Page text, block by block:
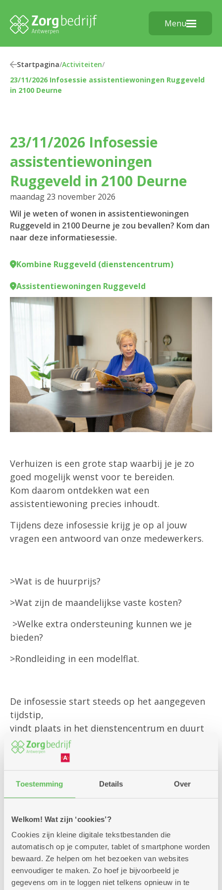
Toestemming Details Over
Welkom! Wat zijn ‘cookies’?
Cookies zijn kleine digitale tekstbestanden die
automatisch op je computer, tablet of smartphone worden
bewaard. Ze helpen om het bezoeken van websites
eenvoudiger te maken. Zo hoef je bijvoorbeeld je
gegevens om in te loggen niet telkens opnieuw in te
Menu
Startpagina/Activiteiten/
23/11/2026 Infosessie assistentiewoningen Ruggeveld
in 2100 Deurne
23/11/2026 Infosessie
assistentiewoningen
Ruggeveld in 2100 Deurne
maandag 23 november 2026
Wil je weten of wonen in assistentiewoningen
Ruggeveld in 2100 Deurne je zou bevallen? Kom dan
naar deze informatiesessie.
Kombine Ruggeveld (dienstencentrum)
Assistentiewoningen Ruggeveld
Verhuizen is een grote stap waarbij je je zo
goed mogelijk wenst voor te bereiden.
Kom daarom ontdekken wat een
assistentiewoning precies inhoudt.
Tijdens deze infosessie krijg je op al jouw
vragen een antwoord van onze medewerkers.
>Wat is de huurprijs?
>Wat zijn de maandelijkse vaste kosten?
>Welke extra ondersteuning kunnen we je
bieden?
>Rondleiding in een modelflat.
De infosessie start steeds op het aangegeven
tijdstip,
vindt plaats in het dienstencentrum en duurt
doorgaans twee uur.
(voor alle praktisch informatie zie onderaan).
Inschrijven kan via onderstaand formulier
Vermeld met hoeveel personen je komt
en wij reserveren graag jouw plaatsen.
Ben je onverwachts verhinderd? Laat ons iets